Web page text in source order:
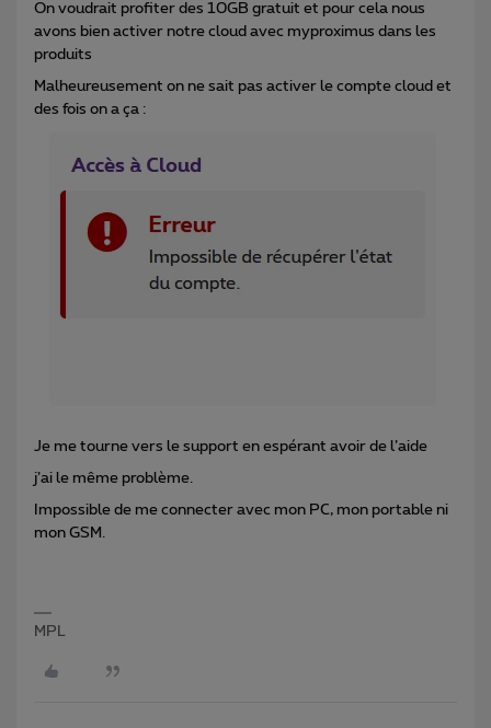
On voudrait profiter des 10GB gratuit et pour cela nous
avons bien activer notre cloud avec myproximus dans les
produits
Malheureusement on ne sait pas activer le compte cloud et
des fois on a ça :
Je me tourne vers le support en espérant avoir de l’aide
j’ai le même problème.
Impossible de me connecter avec mon PC, mon portable ni
mon GSM.
MPL